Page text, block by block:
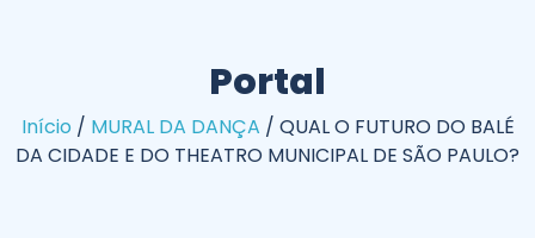
Portal
Início / MURAL DA DANÇA / QUAL O FUTURO DO BALÉ
DA CIDADE E DO THEATRO MUNICIPAL DE SÃO PAULO?